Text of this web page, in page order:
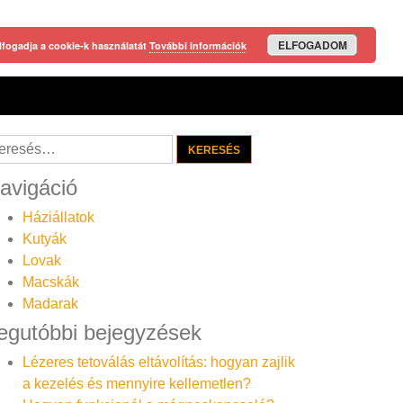
Háziállatok
Kutyák
Lovak
Macskák
Madarak
bejegyzések
Lézeres tetoválás eltávolítás: hogyan zajlik
a kezelés és mennyire kellemetlen?
a cookie-k használatát További információk ELFOGADOM